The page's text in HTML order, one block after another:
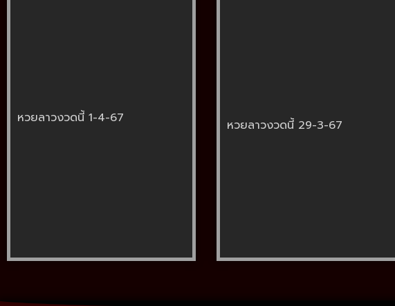
หวยลาวงวดนี้ 1-4-67 หวยลาวงวดนี้ 29-3-67